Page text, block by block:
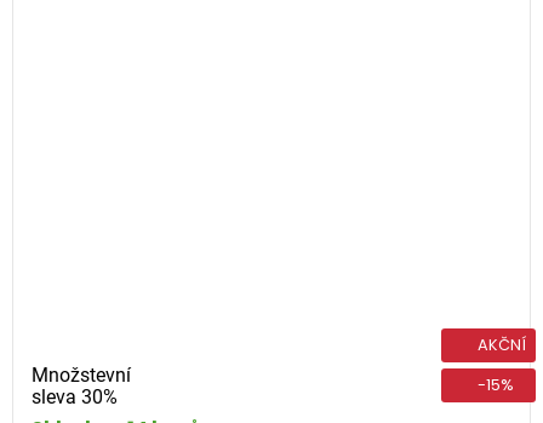
Množstevní
sleva 30%
AKČNÍ
-15%